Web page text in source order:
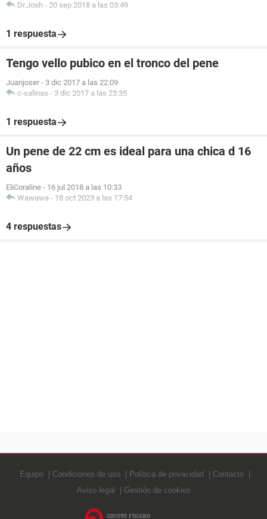
Dr.Josh - 20 sep 2018 a las 03:49
1 respuesta
Tengo vello pubico en el tronco del pene
Juanjoser - 3 dic 2017 a las 22:09
c-salinas - 3 dic 2017 a las 23:35
1 respuesta
Un pene de 22 cm es ideal para una chica d 16
años
EliCoraline - 16 jul 2018 a las 10:33
Wawawa - 18 oct 2023 a las 17:54
4 respuestas
Equipo Condiciones de uso Política de privacidad
Contacto
Aviso legal
Gestión de cookies